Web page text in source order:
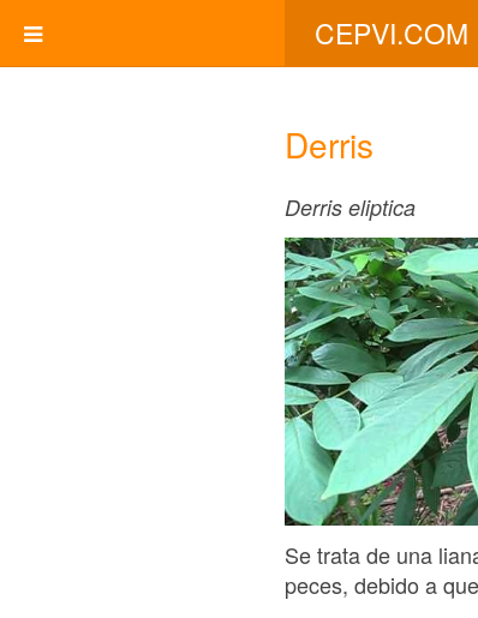
CEPVI.COM
Derris
Derris eliptica
Se trata de una
peces, debido a